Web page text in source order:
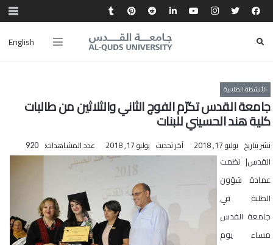
English
الأنشطة الطلابية
جامعة القدس تكرّم الفوج الثاني والثلاثين من طالبات
كلية هند الحسيني للبنات
نشر بتاريخ يوليو 17, 2018 آخر تحديث يوليو 17, 2018 عدد المشاهدات: 920
القدس| نظمت
عمادة شؤون
الطلبة في
جامعة القدس
مساء يوم